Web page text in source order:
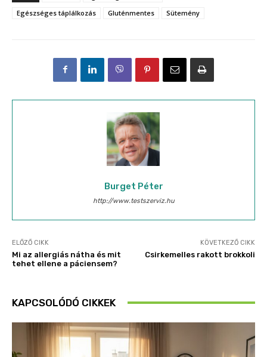
Egészséges táplálkozás
Gluténmentes Sütemény
Burget Péter
http://www.testszerviz.hu
ELŐZŐ CIKK
Mi az allergiás nátha és mit
tehet ellene a páciensem?
KÖVETKEZŐ CIKK
Csirkemelles rakott brokkoli
KAPCSOLÓDÓ CIKKEK